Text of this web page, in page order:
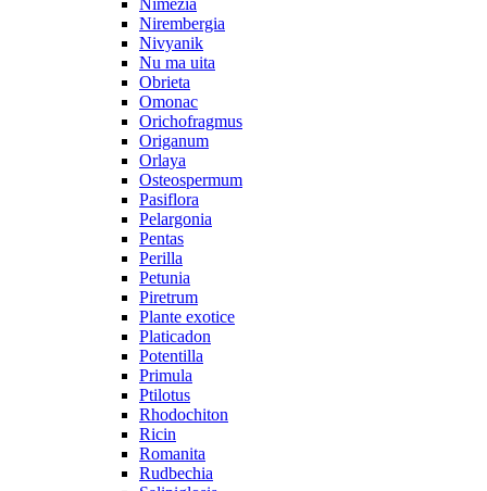
Nimezia
Nirembergia
Nivyanik
Nu ma uita
Obrieta
Omonac
Orichofragmus
Origanum
Orlaya
Osteospermum
Pasiflora
Pelargonia
Pentas
Perilla
Petunia
Piretrum
Plante exotice
Platicadon
Potentilla
Primula
Ptilotus
Rhodochiton
Ricin
Romanita
Rudbechia